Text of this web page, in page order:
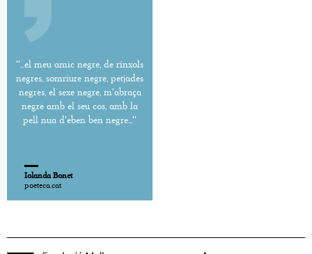
''...el meu amic negre, de rínxols
negres, somriure negre, petjades
negres, el sexe negre, m'abraça
negre amb el seu cos, amb la
pell nua d'eben ben negre...''
Iolanda Bonet
poeteca.cat